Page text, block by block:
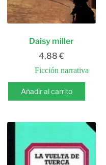
Daisy miller
4,88 €
Ficción narrativa
Añadir al carrito